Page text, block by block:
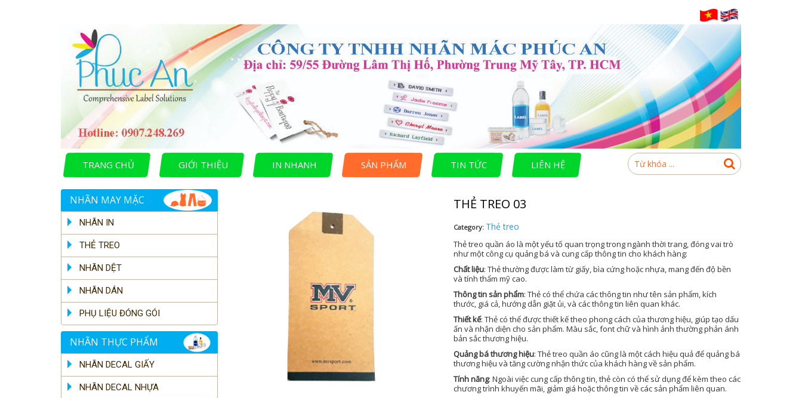
TRANG CHỦ GIỚI THIỆU IN NHANH SẢN PHẨM TIN TỨC LIÊN HỆ
NHÃN MAY MẶC
NHÃN IN
THẺ TREO
NHÃN DỆT
NHÃN DÁN
PHỤ LIỆU ĐÓNG GÓI
NHÃN THỰC PHẨM
NHÃN DECAL GIẤY
NHÃN DECAL NHỰA
THẺ TREO 03
Category: Thẻ treo
Thẻ treo quần áo là một yếu tố quan trọng trong ngành thời trang, đóng vai trò
như một công cụ quảng bá và cung cấp thông tin cho khách hàng:
Chất liệu: Thẻ thường được làm từ giấy, bìa cứng hoặc nhựa, mang đến độ bền
và tính thẩm mỹ cao.
Thông tin sản phẩm: Thẻ có thể chứa các thông tin như tên sản phẩm, kích
thước, giá cả, hướng dẫn giặt ủi, và các thông tin liên quan khác.
Thiết kế: Thẻ có thể được thiết kế theo phong cách của thương hiệu, giúp tạo dấu
ấn và nhận diện cho sản phẩm. Màu sắc, font chữ và hình ảnh thường phản ánh
bản sắc thương hiệu.
Quảng bá thương hiệu: Thẻ treo quần áo cũng là một cách hiệu quả để quảng bá
thương hiệu và tăng cường nhận thức của khách hàng về sản phẩm.
Tính năng: Ngoài việc cung cấp thông tin, thẻ còn có thể sử dụng để kèm theo các
chương trình khuyến mãi, giảm giá hoặc thông tin về các sản phẩm liên quan.